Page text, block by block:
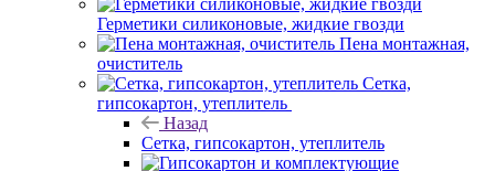
Герметики силиконовые, жидкие гвозди
Пена монтажная,
очиститель
Сетка,
гипсокартон, утеплитель
Назад
Сетка, гипсокартон, утеплитель